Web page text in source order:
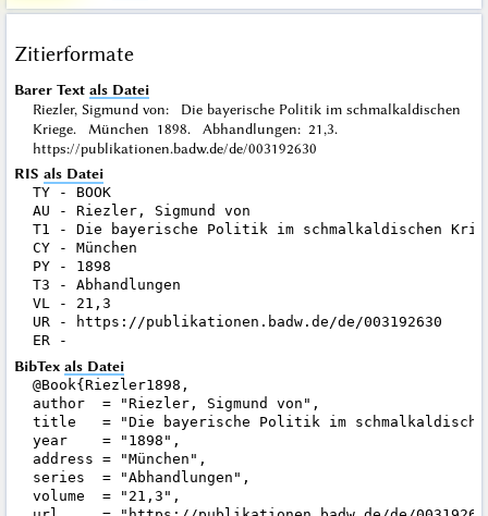
Zitierformate
Barer Text als Datei
Riezler, Sigmund von: Die bayerische Politik im schmalkaldischen
Kriege. München 1898. Abhandlungen: 21,3.
https://publikationen.badw.de/de/003192630
RIS als Datei
TY - BOOK
AU - Riezler, Sigmund von
T1 - Die bayerische Politik im schmalkaldischen
CY - München
PY - 1898
T3 - Abhandlungen
VL - 21,3
UR - https://publikationen.badw.de/de/003192630
BibTex als Datei
@Book{Riezler1898,
author  = "Riezler, Sigmund von",
title   = "Die bayerische Politik im
year    = "1898",
address = "München",
series  = "Abhandlungen",
volume  = "21,3",